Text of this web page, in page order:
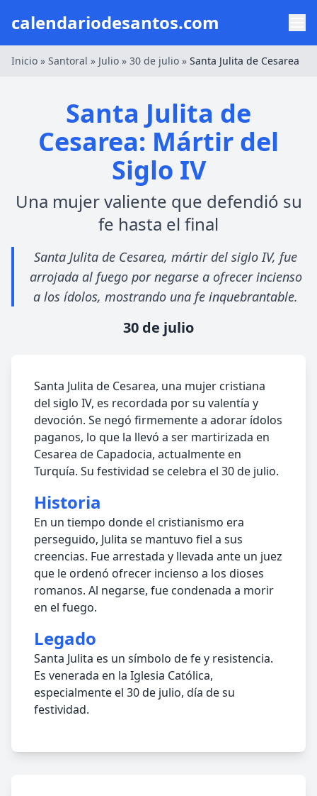
calendariodesantos.com
Inicio » Santoral » Julio » 30 de julio » Santa Julita de Cesarea
Santa Julita de
Cesarea: Mártir del
Siglo IV
Una mujer valiente que defendió su
fe hasta el final
Santa Julita de Cesarea, mártir del siglo IV, fue
arrojada al fuego por negarse a ofrecer incienso
a los ídolos, mostrando una fe inquebrantable.
30 de julio
Santa Julita de Cesarea, una mujer cristiana
del siglo IV, es recordada por su valentía y
devoción. Se negó firmemente a adorar ídolos
paganos, lo que la llevó a ser martirizada en
Cesarea de Capadocia, actualmente en
Turquía. Su festividad se celebra el 30 de julio.
Historia
En un tiempo donde el cristianismo era
perseguido, Julita se mantuvo fiel a sus
creencias. Fue arrestada y llevada ante un juez
que le ordenó ofrecer incienso a los dioses
romanos. Al negarse, fue condenada a morir
en el fuego.
Legado
Santa Julita es un símbolo de fe y resistencia.
Es venerada en la Iglesia Católica,
especialmente el 30 de julio, día de su
festividad.